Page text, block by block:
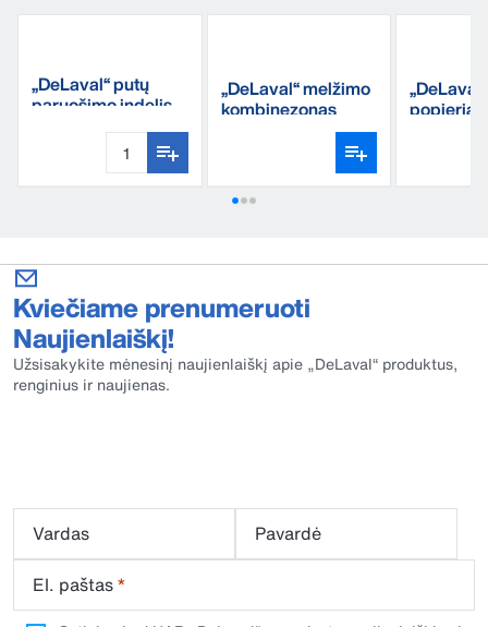
„DeLaval“ putų
paruošimo indelis
„DeLaval“ melžimo
kombinezonas
„DeLaval“
Kviečiame prenumeruoti
Naujienlaiškį!
Užsisakykite mėnesinį naujienlaiškį apie „DeLaval“ produktus,
renginius ir naujienas.
Vardas
Pavardė
El. paštas*